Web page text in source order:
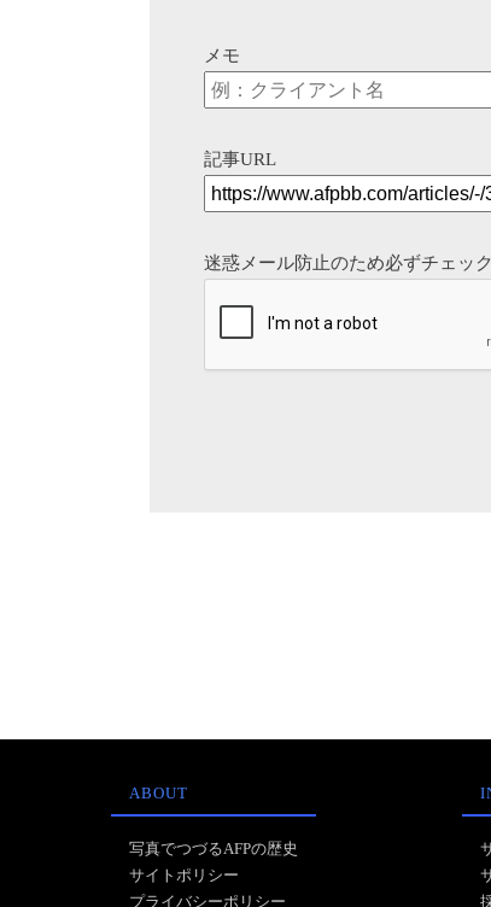
メモ
記事URL
迷惑メール防止のため必ずチェッ
ABOUT
写真でつづるAFPの歴史
サイトポリシー
プライバシーポリシー